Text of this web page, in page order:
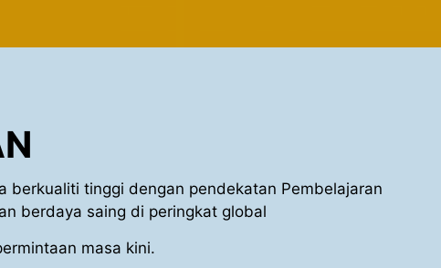
berkualiti tinggi dengan pendekatan Pembelajaran
berdaya saing di peringkat global
masa kini.